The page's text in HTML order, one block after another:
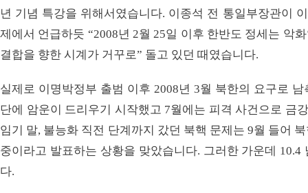
년 기념 특강을 위해서였습니다. 이종석 전 통일부장관이
제에서 언급하듯 “2008년 2월 25일 이후 한반도 정세는 악
결합을 향한 시계가 거꾸로” 돌고 있던 때였습니다.
실제로 이명박정부 출범 이후 2008년 3월 북한의 요구로
단에 암운이 드리우기 시작했고 7월에는 피격 사건으로 금
임기 말, 불능화 직전 단계까지 갔던 북핵 문제는 9월 들어
중이라고 발표하는 상황을 맞았습니다. 그러한 가운데
다.